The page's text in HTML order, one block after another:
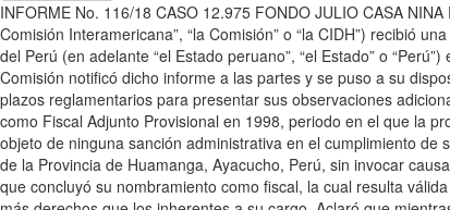
INFORME No. 116/18 CASO 12.975 FONDO JULIO CASA
Comisión Interamericana”, “la Comisión” o “la CIDH”) recibió
del Perú (en adelante “el Estado peruano”, “el Estado” o
Comisión notificó dicho informe a las partes y se puso a su
plazos reglamentarios para presentar sus observaciones
como Fiscal Adjunto Provisional en 1998, periodo en el que la
objeto de ninguna sanción administrativa en el cumplimiento
de la Provincia de Huamanga, Ayacucho, Perú, sin invocar
que concluyó su nombramiento como fiscal, la cual resulta